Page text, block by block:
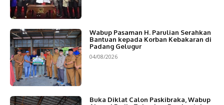
Wabup Pasaman H. Parulian Serahkan
Bantuan kepada Korban Kebakaran di
Padang Gelugur
04/08/2026
Buka Diklat Calon Paskibraka, Wabup